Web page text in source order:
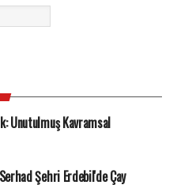
Unutulmuş Kavramsal
Şehri Erdebil'de Çay